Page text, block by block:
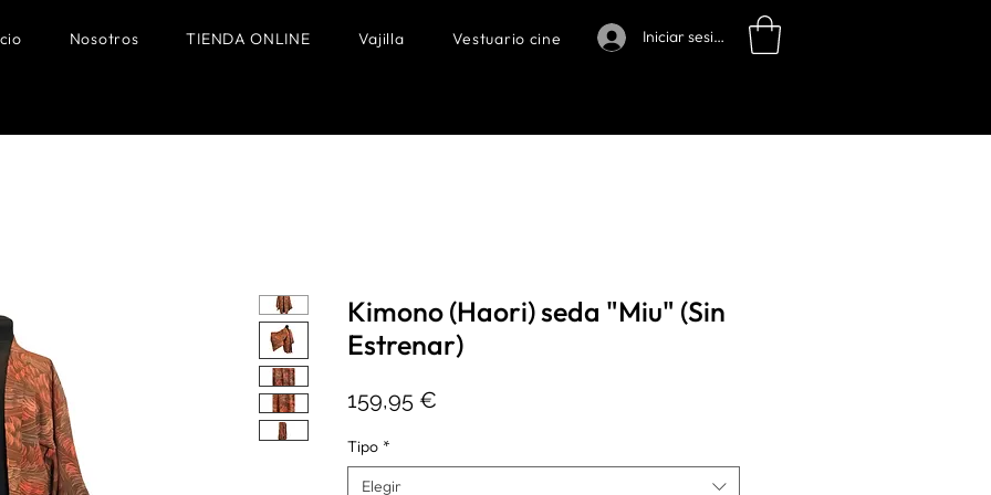
Nosotros TIENDA ONLINE Vajilla Vestuario cine Iniciar sesión
Kimono (Haori) seda "Miu" (Sin
Estrenar)
159,95 €
Tipo *
Elegir